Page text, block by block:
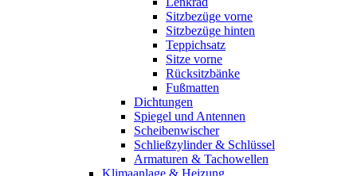
Sitzbezüge vorne
Sitzbezüge hinten
Teppichsatz
Sitze vorne
Rücksitzbänke
Fußmatten
Dichtungen
Spiegel und Antennen
Scheibenwischer
Schließzylinder & Schlüssel
Armaturen & Tachowellen
Klimaanlage & Heizung